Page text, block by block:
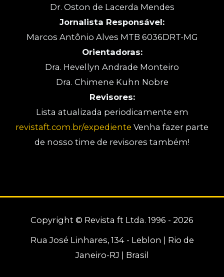
Dr. Oston de Lacerda Mendes
Jornalista Responsável:
Marcos Antônio Alves MTB 6036DRT-MG
Orientadoras:
Dra. Hevellyn Andrade Monteiro
Dra. Chimene Kuhn Nobre
Revisores:
Lista atualizada periodicamente em
revistaft.com.br/expediente Venha fazer parte
de nosso time de revisores também!
Copyright © Revista ft Ltda. 1996 - 2026
Rua José Linhares, 134 - Leblon | Rio de
Janeiro-RJ | Brasil